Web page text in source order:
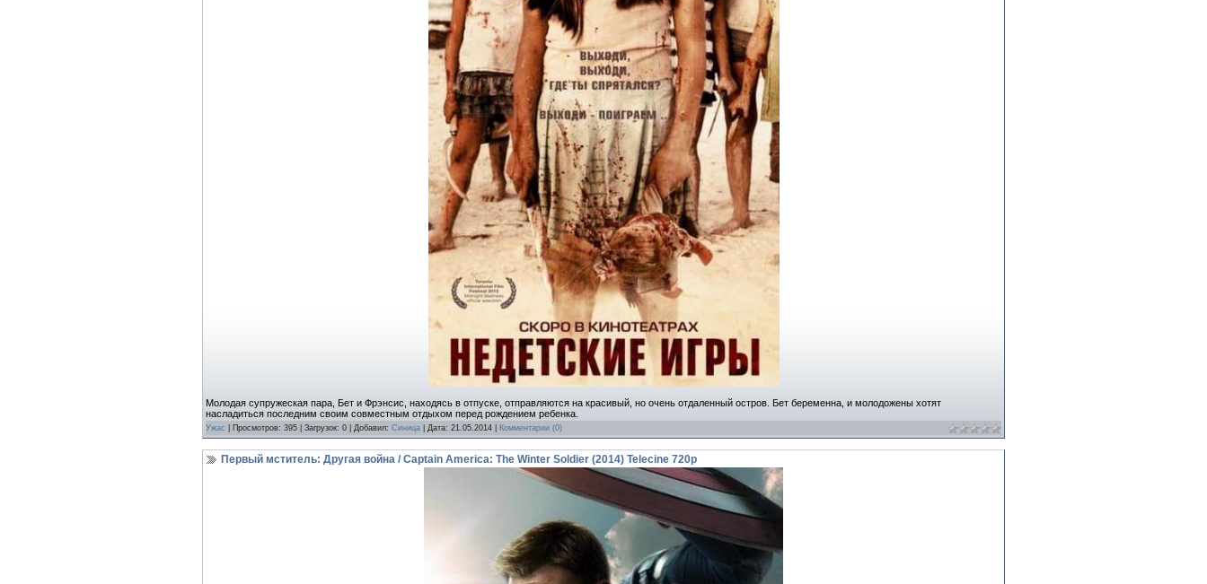
Молодая супружеская пара, Бет и Фрэнсис, находясь в отпуске, отправляются на красивый, но очень отдаленный остров. Бет беременна, и молодожены хотят
насладиться последним своим совместным отдыхом перед рождением ребенка.
Ужас | Просмотров: 395 | Загрузок: 0 | Добавил: Синица | Дата: 21.05.2014 Комментарии (0)
Первый мститель: Другая война / Captain America: The Winter Soldier (2014) Telecine 720p